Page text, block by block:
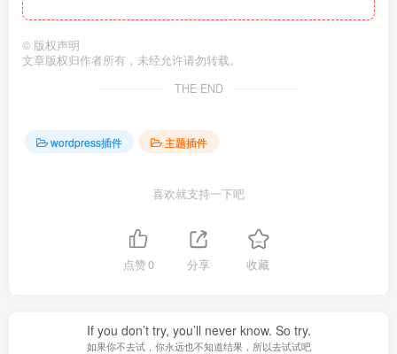
© 版权声明
文章版权归作者所有，未经允许请勿转载。
THE END
wordpress插件 主题插件
喜欢就支持一下吧
点赞0 分享 收藏
If you don’t try, you’ll never know. So try.
如果你不去试，你永远也不知道结果，所以去试试吧